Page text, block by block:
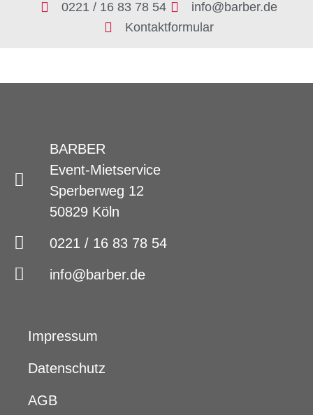
0221 / 16 83 78 54
info@barber.de
Kontaktformular
BARBER
Event-Mietservice
Sperberweg 12
50829 Köln
0221 / 16 83 78 54
info@barber.de
Impressum
Datenschutz
AGB